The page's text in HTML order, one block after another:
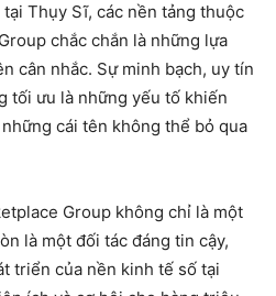
Thụy Sĩ, các nền tảng thuộc
chắc chắn là những lựa
cân nhắc. Sự minh bạch, uy tín
tối ưu là những yếu tố khiến
cái tên không thể bỏ qua
Group không chỉ là một
là một đối tác đáng tin cậy,
triển của nền kinh tế số tại